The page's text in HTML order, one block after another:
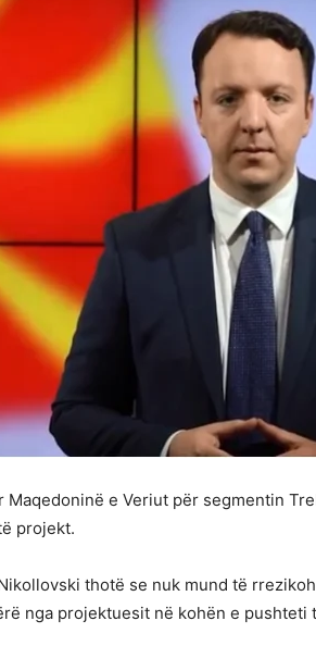
Maqedoninë e Veriut për segmentin
projekt.
thotë se nuk mund të
nga projektuesit në kohën e pushteti